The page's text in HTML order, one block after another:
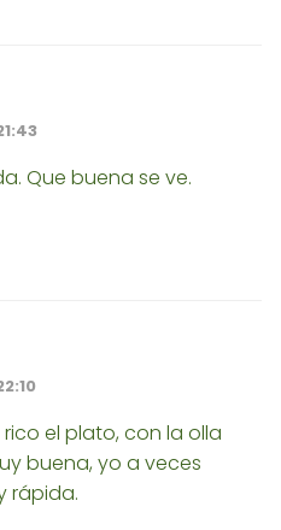
Que buena se ve.
el plato, con la olla
buena, yo a veces
rápida.